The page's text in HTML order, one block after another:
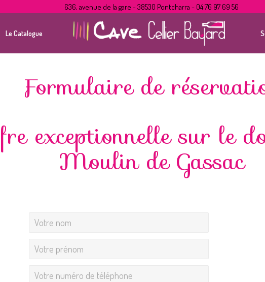
636, avenue de la gare - 38530 Pontcharra - 04 76 97 69 56
Le Catalogue
Formulaire de
exceptionnelle sur le
Moulin de Gassac